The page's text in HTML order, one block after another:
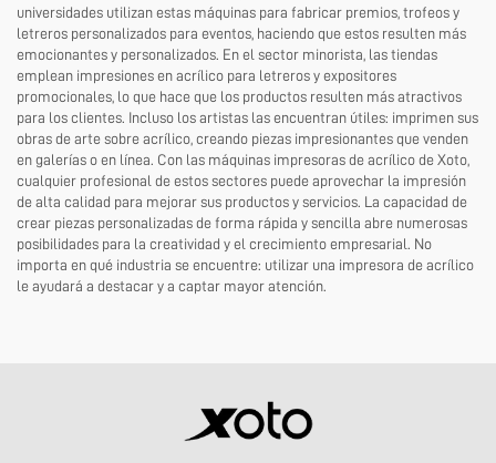
universidades utilizan estas máquinas para fabricar premios, trofeos y
letreros personalizados para eventos, haciendo que estos resulten más
emocionantes y personalizados. En el sector minorista, las tiendas
emplean impresiones en acrílico para letreros y expositores
promocionales, lo que hace que los productos resulten más atractivos
para los clientes. Incluso los artistas las encuentran útiles: imprimen sus
obras de arte sobre acrílico, creando piezas impresionantes que venden
en galerías o en línea. Con las máquinas impresoras de acrílico de Xoto,
cualquier profesional de estos sectores puede aprovechar la impresión
de alta calidad para mejorar sus productos y servicios. La capacidad de
crear piezas personalizadas de forma rápida y sencilla abre numerosas
posibilidades para la creatividad y el crecimiento empresarial. No
importa en qué industria se encuentre: utilizar una impresora de acrílico
le ayudará a destacar y a captar mayor atención.